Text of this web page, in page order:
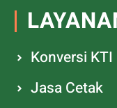
Konversi KTI
Jasa Cetak